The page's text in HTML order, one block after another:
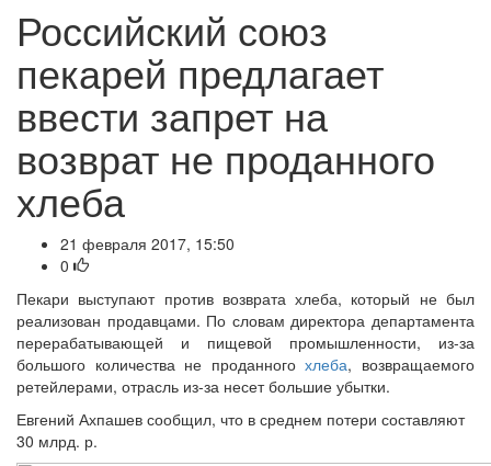
Российский союз
пекарей предлагает
ввести запрет на
возврат не проданного
хлеба
21 февраля 2017, 15:50
0
Пекари выступают против возврата хлеба, который не был
реализован продавцами. По словам директора департамента
перерабатывающей и пищевой промышленности, из-за
большого количества не проданногохлеба, возвращаемого
ретейлерами, отрасль из-за несет большие убытки.
Евгений Ахпашев сообщил, что в среднем потери составляют
30 млрд. р.